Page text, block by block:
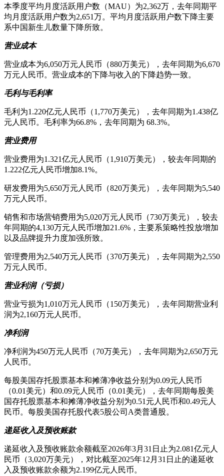
本季度平均月度活跃用户数（MAU）为2,362万，去年同期平
均月度活跃用户数为2,651万。平均月度活跃用户数下降主要
系中国新生儿数量下降所致。
营业成本
营业成本为6,050万元人民币（880万美元），去年同期为6,670
万元人民币。营业成本的下降与收入的下降趋势一致。
毛利与毛利率
毛利为1.220亿元人民币（1,770万美元），去年同期为1.438亿
元人民币。毛利率为66.8%，去年同期为 68.3%。
营业费用
营业费用为1.321亿元人民币（1,910万美元），较去年同期的
1.222亿元人民币增加8.1%。
研发费用为5,650万元人民币（820万美元），去年同期为5,540
万元人民币。
销售和市场营销费用为5,020万元人民币（730万美元），较去
年同期的4,130万元人民币增加21.6%，主要系策略性投放增加
以及品牌提升力度加强所致。
管理费用为2,540万元人民币（370万美元），去年同期为2,550
万元人民币。
营业利润（亏损）
营业亏损为1,010万元人民币（150万美元），去年同期营业利
润为2,160万元人民币。
净利润
净利润为450万元人民币（70万美元），去年同期为2,650万元
人民币。
每股美国存托股票基本和摊薄净收益分别为0.09元人民币
（0.01美元）和0.09元人民币（0.01美元），去年同期每股美
国存托股票基本和摊薄净收益分别为0.51元人民币和0.49元人
民币。每股美国存托股代表5股公司A类普通股。
递延收入及预收账款
递延收入及预收账款余额截至2026年3月31日止为2.081亿元人
民币（3,020万美元），对比截至2025年12月31日止的递延收
入及预收账款余额为2.199亿元人民币。